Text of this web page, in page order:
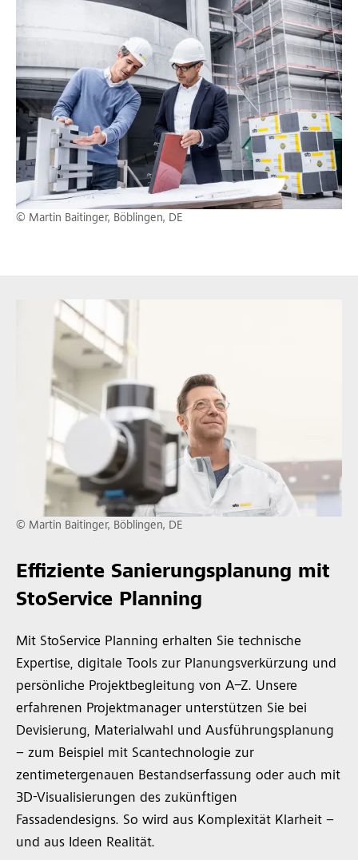
© Martin Baitinger, Böblingen, DE
Effiziente Sanierungsplanung mit
StoService Planning
Mit StoService Planning erhalten Sie technische
Expertise, digitale Tools zur Planungsverkürzung und
persönliche Projektbegleitung von A–Z. Unsere
erfahrenen Projektmanager unterstützen Sie bei
Devisierung, Materialwahl und Ausführungsplanung
– zum Beispiel mit Scantechnologie zur
zentimetergenauen Bestandserfassung oder auch mit
3D-Visualisierungen des zukünftigen
Fassadendesigns. So wird aus Komplexität Klarheit –
und aus Ideen Realität.
© Martin Baitinger, Böblingen, DE